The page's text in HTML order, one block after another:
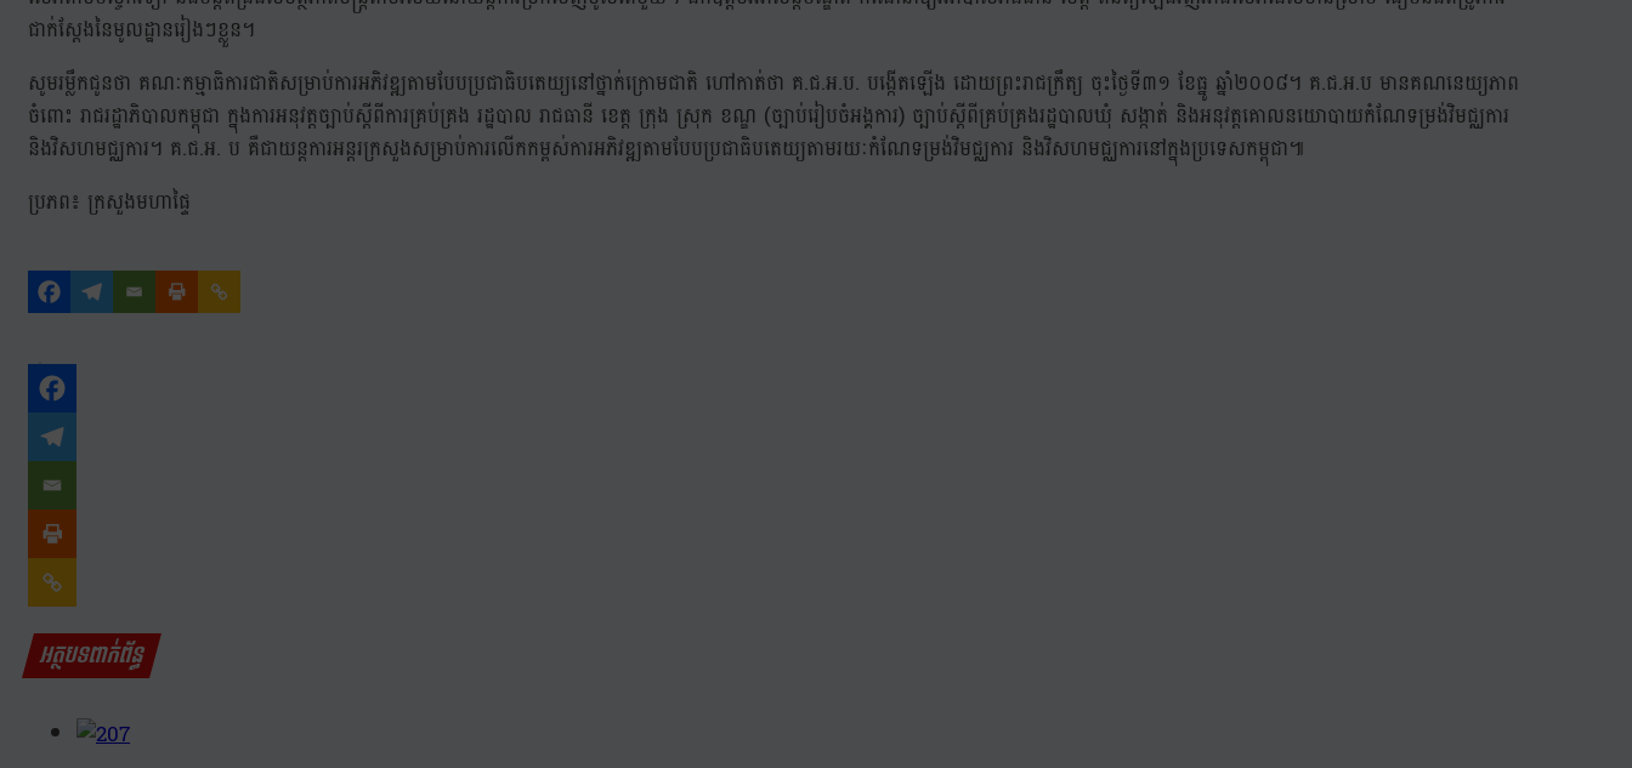
ជាក់ស្ដែងនៃមូលដ្ឋានរៀងៗខ្លួន។
សូមរម្លឹកជូនថា គណៈកម្មាធិការជាតិសម្រាប់ការអភិវឌ្ឍតាមបែបប្រជាធិបតេយ្យនៅថ្នាក់ក្រោមជាតិ ហៅកាត់ថា គ.ជ.អ.ប. បង្កើតឡើង ដោយព្រះរាជក្រឹត្យ ចុះថ្ងៃទី៣១ ខែធ្នូ ឆ្នាំ២០០៨។ គ.ជ.អ.ប មានគណនេយ្យភាព
ចំពោះ រាជរដ្ឋាភិបាលកម្ពុជា ក្នុងការអនុវត្តច្បាប់ស្តីពីការគ្រប់គ្រង រដ្ឋបាល រាជធានី ខេត្ត ក្រុង ស្រុក ខណ្ឌ (ច្បាប់រៀបចំអង្គការ) ច្បាប់ស្ដីពីគ្រប់គ្រងរដ្ឋបាលឃុំ សង្កាត់ និងអនុវត្តគោលនយោបាយកំណែទម្រង់វិមជ្ឈការ
និងវិសហមជ្ឈការ។ គ.ជ.អ. ប គឺជាយន្តការអន្តរក្រសួងសម្រាប់ការលើកកម្ពស់ការអភិវឌ្ឍតាមបែបប្រជាធិបតេយ្យតាមរយៈកំណែទម្រង់វិមជ្ឈការ និងវិសហមជ្ឈការនៅក្នុងប្រទេសកម្ពុជា៕
ប្រភព៖ ក្រសួងមហាផ្ទៃ
អត្ថបទពាក់ព័ន្ធ